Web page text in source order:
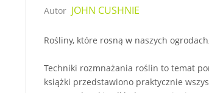
Autor JOHN CUSHNIE
Rośliny, które rosną w naszych
Techniki rozmnażania roślin to temat
książki przedstawiono praktycznie